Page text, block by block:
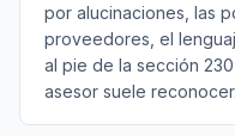
por alucinaciones, las
proveedores, el
al pie de la sección
asesor suele reconocer.